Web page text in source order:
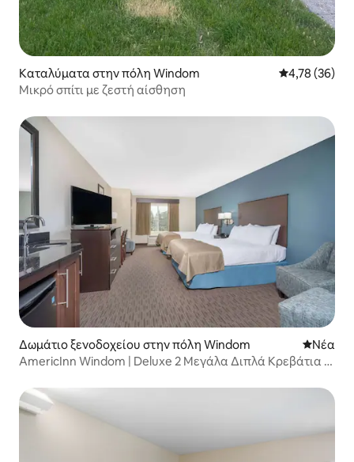
Καταλύματα στην πόλη Windom Μέση
4,78 (36)
Μικρό σπίτι με ζεστή αίσθηση
Δωμάτιο ξενοδοχείου στην πόλη Windom Νέος
Νέα
AmericInn Windom | Deluxe 2 Μεγάλα Διπλά Κρεβάτια |